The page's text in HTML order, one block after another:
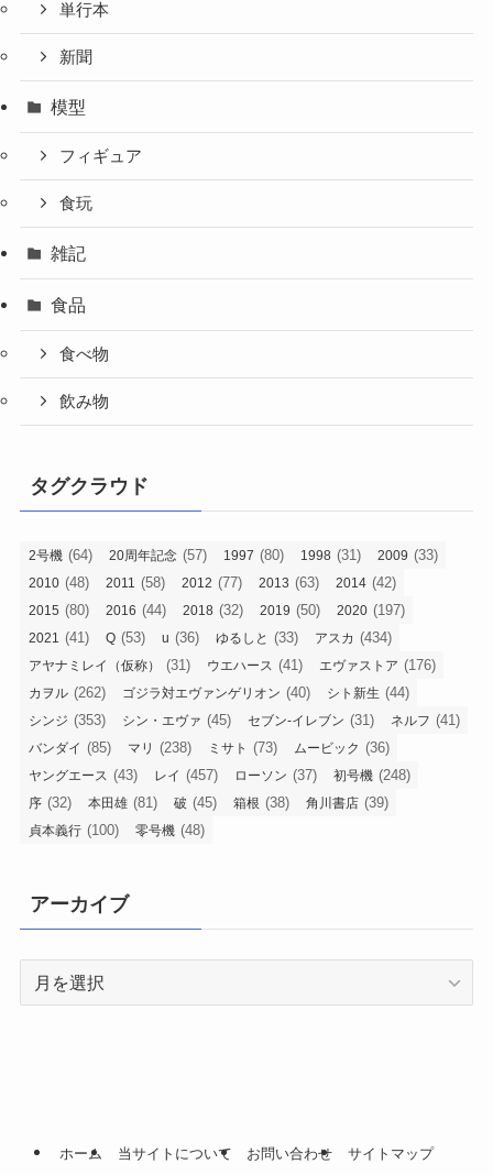
単行本
新聞
模型
フィギュア
食玩
雑記
食品
食べ物
飲み物
タグクラウド
2号機 (64) 20周年記念 (57) 1997 (80) 1998 (31) 2009 (33)
2010 (48) 2011 (58) 2012 (77) 2013 (63) 2014 (42)
2015 (80) 2016 (44) 2018 (32) 2019 (50) 2020 (197)
2021 (41) Q (53) u (36) ゆるしと (33) アスカ (434)
アヤナミレイ（仮称） (31) ウエハース (41) エヴァストア (176)
カヲル (262) ゴジラ対エヴァンゲリオン (40) シト新生 (44)
シンジ (353) シン・エヴァ (45) セブン-イレブン (31) ネルフ (41)
バンダイ (85) マリ (238) ミサト (73) ムービック (36)
ヤングエース (43) レイ (457) ローソン (37) 初号機 (248)
序 (32) 本田雄 (81) 破 (45) 箱根 (38) 角川書店 (39)
貞本義行 (100) 零号機 (48)
アーカイブ
ホーム 当サイトについて お問い合わせ サイトマップ